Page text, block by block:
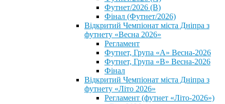
Футнет/2026 (В)
Фінал (Футнет/2026)
Відкритий Чемпіонат міста Дніпра з
футнету «Весна 2026»
Регламент
Футнет, Група «А» Весна-2026
Футнет, Група «В» Весна-2026
Фінал
Відкритий Чемпіонат міста Дніпра з
футнету «Літо 2026»
Регламент (футнет «Літо-2026»)